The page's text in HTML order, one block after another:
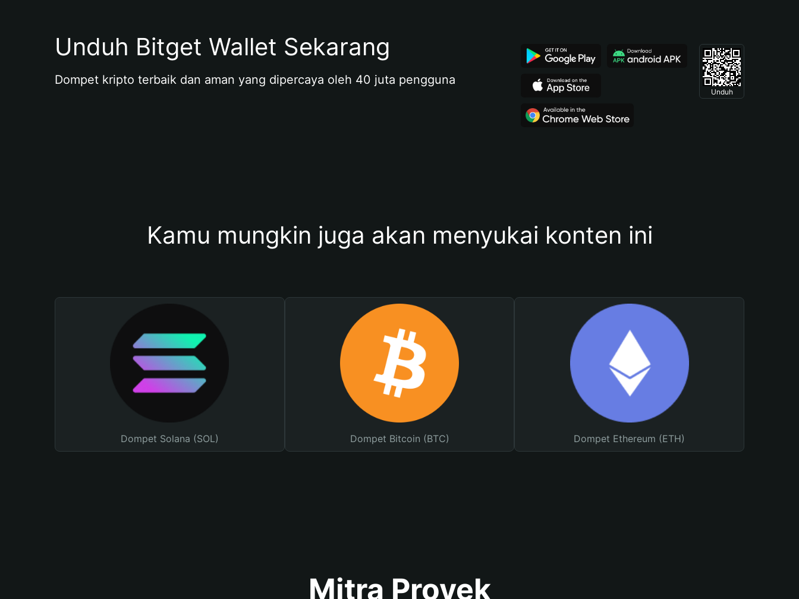
Unduh Bitget Wallet Sekarang
Dompet kripto terbaik dan aman yang dipercaya oleh 40 juta pengguna
Unduh
Kamu mungkin juga akan menyukai konten ini
Dompet Solana (SOL) Dompet Bitcoin (BTC) Dompet Ethereum (ETH)
Mitra Proyek